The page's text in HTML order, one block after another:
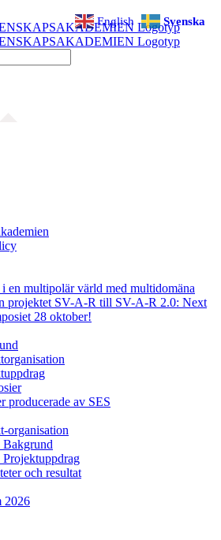
en multipolär värld med multidomäna
projektet SV-A-R till SV-A-R 2.0: Next
28 oktober!
producerade av SES
organisation
och resultat
2026
English Svenska